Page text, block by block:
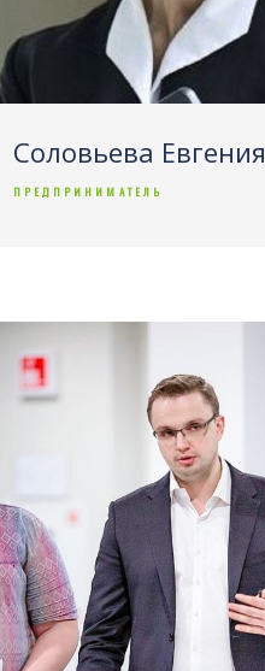
Соловьева Евгения
ПРЕДПРИНИМАТЕЛЬ